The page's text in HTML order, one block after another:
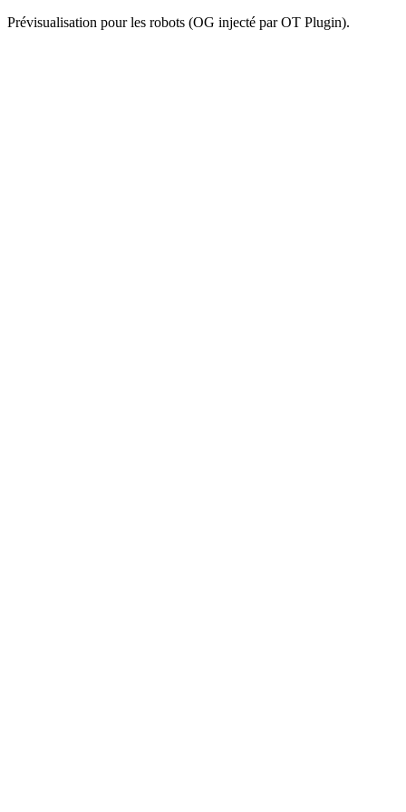
Prévisualisation pour les robots (OG injecté par OT Plugin).